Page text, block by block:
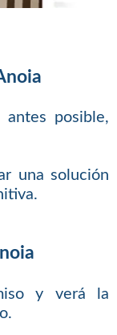
antes posible,
una solución
y verá la